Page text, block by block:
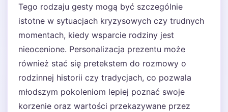
Tego rodzaju gesty mogą być szczególnie
istotne w sytuacjach kryzysowych czy trudnych
momentach, kiedy wsparcie rodziny jest
nieocenione. Personalizacja prezentu może
również stać się pretekstem do rozmowy o
rodzinnej historii czy tradycjach, co pozwala
młodszym pokoleniom lepiej poznać swoje
korzenie oraz wartości przekazywane przez